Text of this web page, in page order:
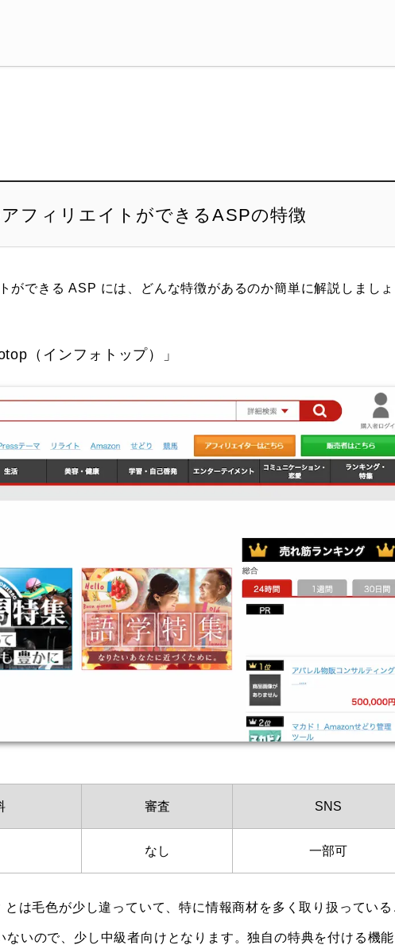
フィリエイトができるASPの特徴
できる ASP には、どんな特徴があるのか簡単に解説しましょ
（インフォトップ）」
審査 SNS
なし 一部可
は毛色が少し違っていて、特に情報商材を多く取り扱っている
いので、少し中級者向けとなります。独自の特典を付ける機